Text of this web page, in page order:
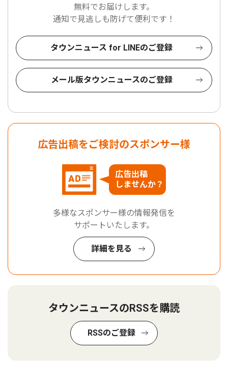
無料でお届けします。
通知で見逃しも防げて便利です！
タウンニュース for LINEのご登録
メール版タウンニュースのご登録
広告出稿をご検討のスポンサー様
広告出稿
しませんか？
多様なスポンサー様の情報発信を
サポートいたします。
詳細を見る
タウンニュースのRSSを購読
RSSのご登録